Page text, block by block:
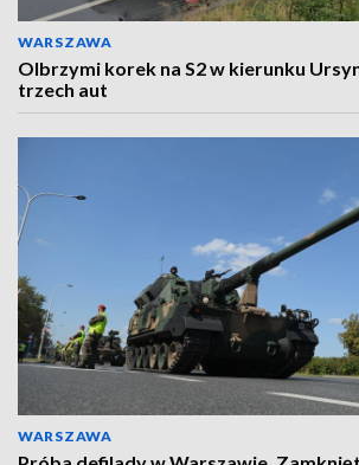
WARSZAWA
Olbrzymi korek na S2 w kierunku
trzech aut
WARSZAWA